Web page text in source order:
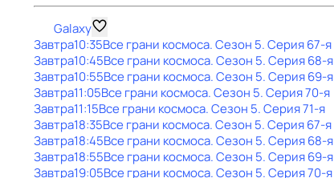
Galaxy
Завтра10:35Все грани космоса. Сезон 5. Серия 67-я
Завтра10:45Все грани космоса. Сезон 5. Серия 68-я
Завтра10:55Все грани космоса. Сезон 5. Серия 69-я
Завтра11:05Все грани космоса. Сезон 5. Серия 70-я
Завтра11:15Все грани космоса. Сезон 5. Серия 71-я
Завтра18:35Все грани космоса. Сезон 5. Серия 67-я
Завтра18:45Все грани космоса. Сезон 5. Серия 68-я
Завтра18:55Все грани космоса. Сезон 5. Серия 69-я
Завтра19:05Все грани космоса. Сезон 5. Серия 70-я